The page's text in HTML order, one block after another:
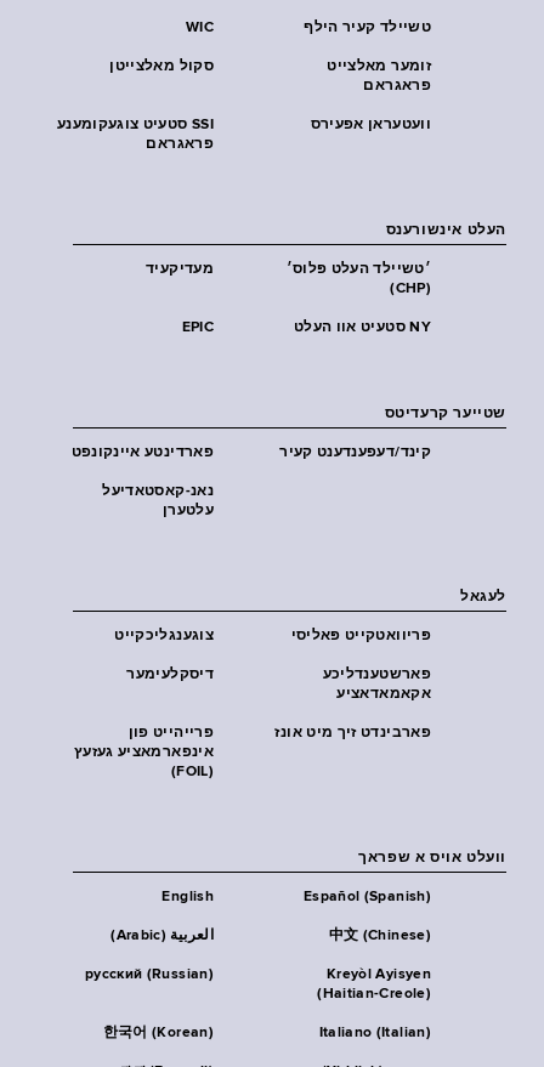
WIC טשיילד קעיר הילף
סקול מאלצייטן
זומער מאלצייט
פראגראם
SSI סטעיט צוגעקומענע
פראגראם
וועטעראן אפעירס
העלט אינשורענס
מעדיקעיד
׳טשיילד העלט פּלוס׳
(CHP)
EPIC NY סטעיט אוו העלט
שטייער קרעדיטס
פארדינטע איינקונפט קינד/דעפענדענט קעיר
נאנ-קאסטאדיעל
עלטערן
לעגאל
צוגענגליכקייט פּריוואטקייט פּאליסי
דיסקלעימער
פארשטענדליכע
אקאמאדאציע
פרייהייט פון
אינפארמאציע געזעץ
(FOIL)
פארבינדט זיך מיט אונז
וועלט אויס א שפראך
English Español (Spanish)
العربية (Arabic) 中文 (Chinese)
русский (Russian)
Kreyòl Ayisyen
(Haitian-Creole)
한국어 (Korean) Italiano (Italian)